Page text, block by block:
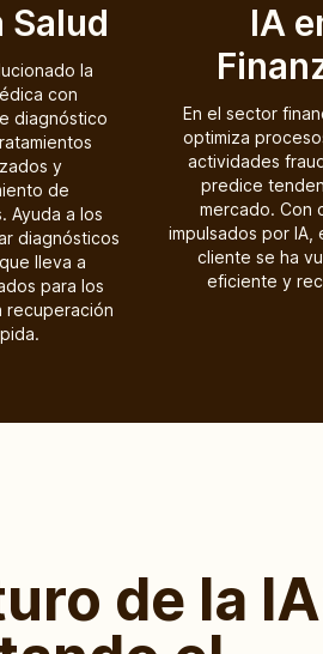
Salud
la
con
diagnóstico
y
de
Ayuda a los
diagnósticos
lleva a
para los
recuperación
IA
En el sector
optimiza
actividades
predice
mercado. Con
impulsados por IA,
cliente se ha
eficiente y
de la